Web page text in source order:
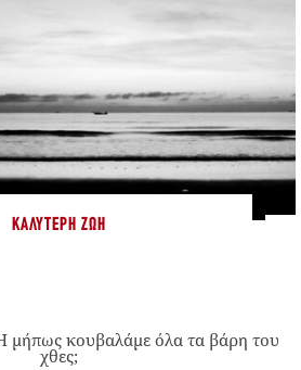
ΚΑΛΎΤΕΡΗ ΖΩΉ
μήπως κουβαλάμε όλα τα βάρη του
χθες;